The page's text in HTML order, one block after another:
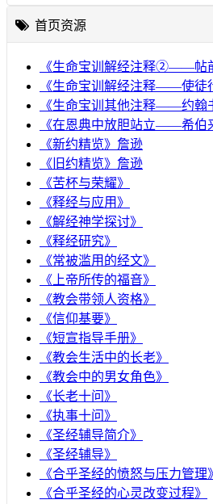
首页资源
《生命宝训解经注释②——帖
《生命宝训解经注释——使徒
《生命宝训其他注释——约翰
《在恩典中放胆站立——希伯
《新约精览》詹逊
《旧约精览》詹逊
《苦杯与荣耀》
《释经与应用》
《解经神学探讨》
《释经研究》
《常被滥用的经文》
《上帝所传的福音》
《教会带领人资格》
《信仰基要》
《短宣指导手册》
《教会生活中的长老》
《教会中的男女角色》
《长老十问》
《执事十问》
《圣经辅导简介》
《圣经辅导》
​《合乎圣经的愤怒与压力管理》
《合乎圣经的心灵改变过程》